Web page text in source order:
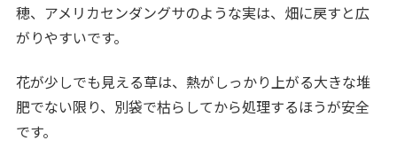
穂、アメリカセンダングサのような実は、畑に戻すと広
がりやすいです。
花が少しでも見える草は、熱がしっかり上がる大きな堆
肥でない限り、別袋で枯らしてから処理するほうが安全
です。